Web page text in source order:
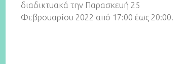
διαδικτυακά την Παρασκευή 25
Φεβρουαρίου 2022 από 17:00 έως 20:00.